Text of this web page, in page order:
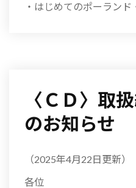
・はじめてのポーランド
〈ＣＤ〉取
のお知らせ
（2025年4月22日更新）
各位